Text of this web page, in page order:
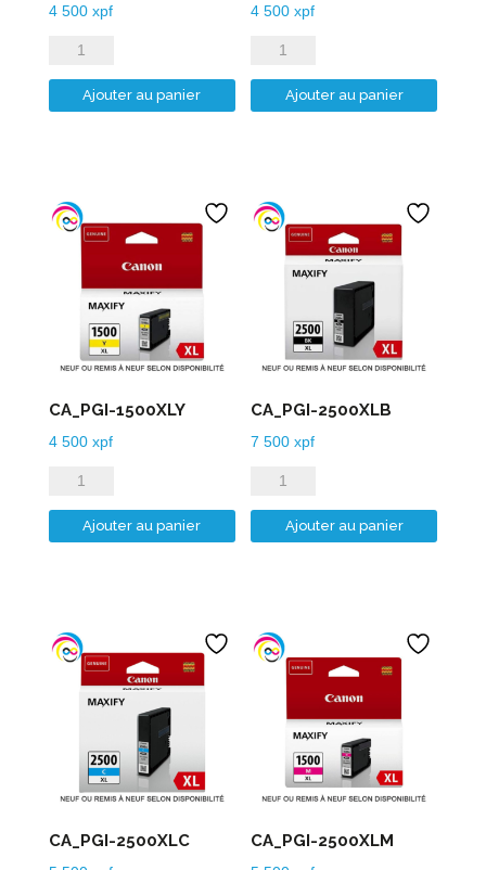
4 500 xpf
quantité
de
CA_PGI-
Ajouter au panier
4 500xpf
quantité
de
CA_PGI-
Ajouter au panier
CA_PGI-1500XLY
4 500 xpf
quantité
de
CA_PGI-
Ajouter au panier
CA_PGI-2500XLB
7 500xpf
quantité
de
CA_PGI-
Ajouter au panier
CA_PGI-2500XLC CA_PGI-2500XLM